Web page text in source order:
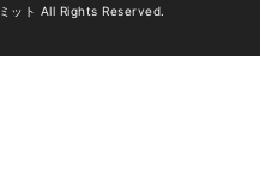
ット All Rights Reserved.